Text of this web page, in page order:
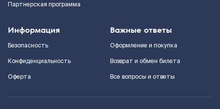
Партнерская программа
Информация
Безопасность
Конфиденциальность
Оферта
Важные ответы
Оформление и покупка
Возврат и обмен билета
Все вопросы и ответы